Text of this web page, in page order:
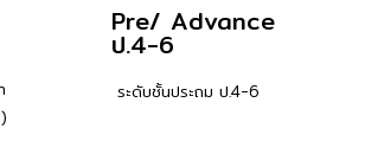
Pre/ Advance
ป.4-6
ระดับชั้นประถม ป.4-6